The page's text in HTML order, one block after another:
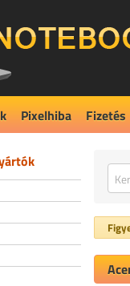
Pixelhiba Fizetés